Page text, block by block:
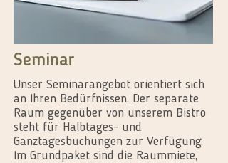
Seminar
Unser Seminarangebot orientiert sich
an Ihren Bedürfnissen. Der separate
Raum gegenüber von unserem Bistro
steht für Halbtages- und
Ganztagesbuchungen zur Verfügung.
Im Grundpaket sind die Raummiete,